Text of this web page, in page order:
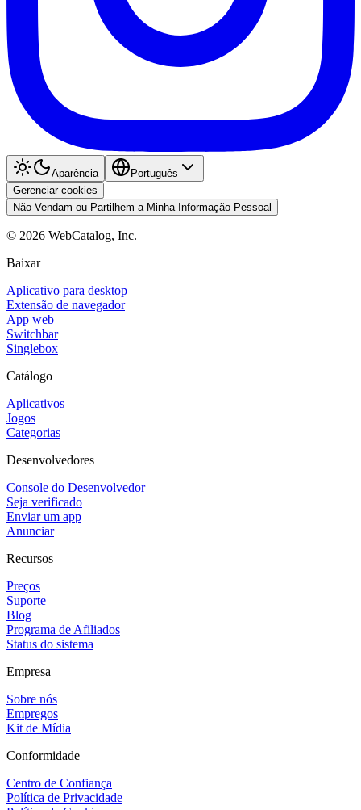
Aparência
Português
Gerenciar cookies
Não Vendam ou Partilhem a Minha Informação Pessoal
© 2026 WebCatalog, Inc.
Baixar
Aplicativo para desktop
Extensão de navegador
App web
Switchbar
Singlebox
Catálogo
Aplicativos
Jogos
Categorias
Desenvolvedores
Console do Desenvolvedor
Seja verificado
Enviar um app
Anunciar
Recursos
Preços
Suporte
Blog
Programa de Afiliados
Status do sistema
Empresa
Sobre nós
Empregos
Kit de Mídia
Conformidade
Centro de Confiança
Política de Privacidade